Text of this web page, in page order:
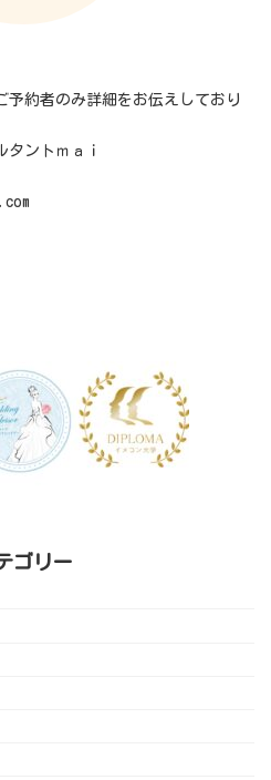
約者のみ詳細をお伝えしており
タントｍａｉ
ゴリー